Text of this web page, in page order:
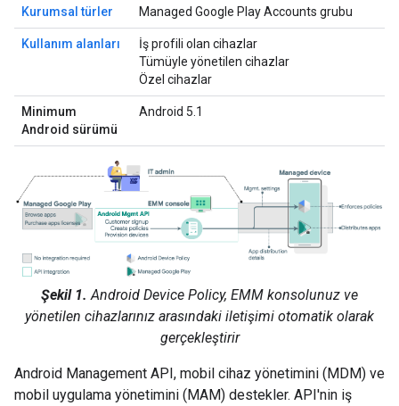
Kurumsal türler Managed Google Play Accounts grubu
Kullanım alanları
İş profili olan cihazlar
Tümüyle yönetilen cihazlar
Özel cihazlar
Minimum
Android sürümü
Android 5.1
Şekil 1. Android Device Policy, EMM konsolunuz ve
yönetilen cihazlarınız arasındaki iletişimi otomatik olarak
gerçekleştirir
Android Management API, mobil cihaz yönetimini (MDM) ve
mobil uygulama yönetimini (MAM) destekler. API'nin iş